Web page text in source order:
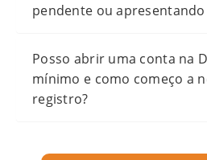
pendente ou
Posso abrir uma conta na
mínimo e como começo a
registro?